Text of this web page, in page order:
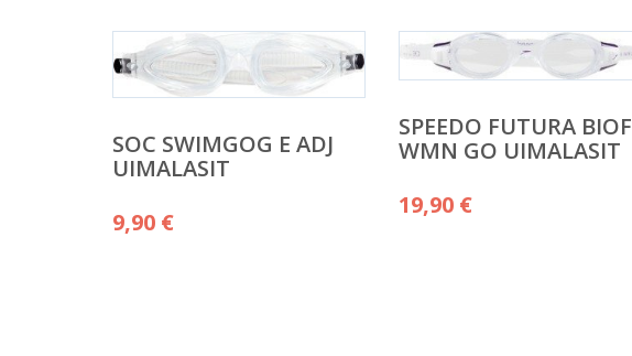
SOC SWIMGOG E ADJ
UIMALASIT
9,90 €
SPEEDO FUTURA BIOF
WMN GO UIMALASIT
19,90 €